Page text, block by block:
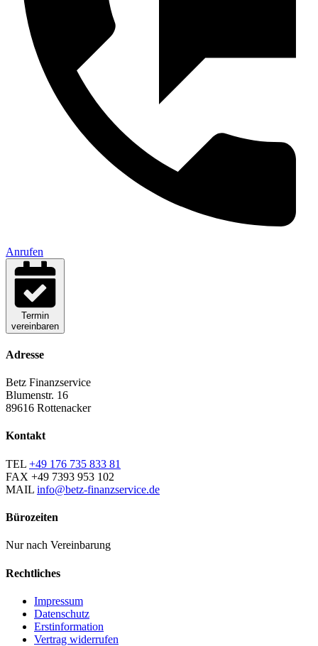
Anrufen
Termin
vereinbaren
Adresse
Betz Finanzservice
Blumenstr. 16
89616 Rottenacker
Kontakt
TEL +49 176 735 833 81
FAX +49 7393 953 102
MAIL info@betz-finanzservice.de
Bürozeiten
Nur nach Vereinbarung
Rechtliches
Impressum
Datenschutz
Erstinformation
Vertrag widerrufen